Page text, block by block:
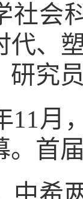
社会
代、
研究
月，
。首